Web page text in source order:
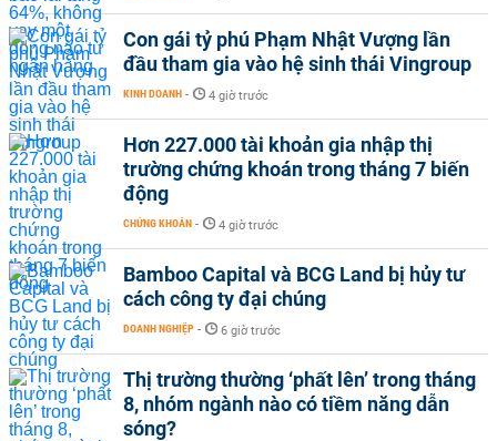
Con gái tỷ phú Phạm Nhật Vượng lần
đầu tham gia vào hệ sinh thái Vingroup
KINH DOANH - 4 giờ trước
Hơn 227.000 tài khoản gia nhập thị
trường chứng khoán trong tháng 7 biến
động
CHỨNG KHOÁN - 4 giờ trước
Bamboo Capital và BCG Land bị hủy tư
cách công ty đại chúng
DOANH NGHIỆP - 6 giờ trước
Thị trường thường ‘phất lên’ trong tháng
8, nhóm ngành nào có tiềm năng dẫn
sóng?